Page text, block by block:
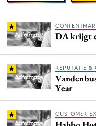
DA krijgt
REPUTATIE &
Year
CUSTOMER